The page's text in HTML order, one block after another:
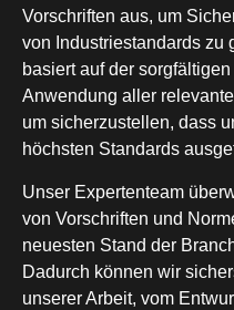
Vorschriften aus, um
von Industriestandards zu
basiert auf der
Anwendung aller
um sicherzustellen, dass
höchsten Standards
Unser Expertenteam
von Vorschriften und
neuesten Stand der
Dadurch können wir
unserer Arbeit, vom